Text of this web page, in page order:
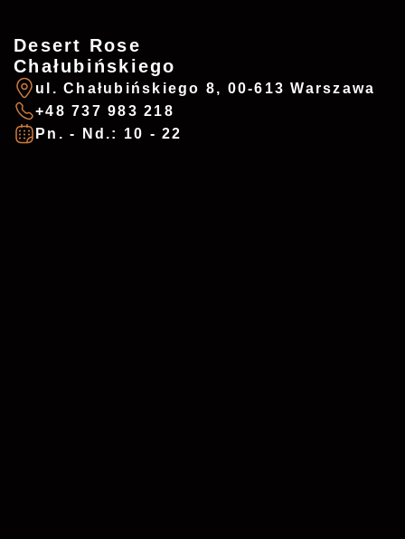
Usługa
Data i godzina
Mon. - Sun.: 10 - 22
Desert Rose
Chałubińskiego
ul. Chałubińskiego 8, 00-613 Warszawa
+48 737 983 218
Pn. - Nd.: 10 - 22